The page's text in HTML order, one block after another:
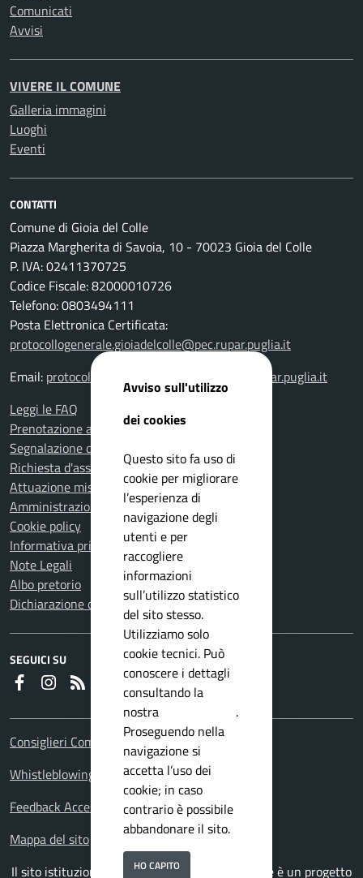
Comunicati
Avvisi
VIVERE IL COMUNE
Galleria immagini
Luoghi
Eventi
CONTATTI
Comune di Gioia del Colle
Piazza Margherita di Savoia, 10 - 70023 Gioia del Colle
P. IVA: 02411370725
Codice Fiscale: 82000010726
Telefono: 0803494111
Posta Elettronica Certificata:
protocollogenerale.gioiadelcolle@pec.rupar.puglia.it
Email: protocollogenerale.gioiadelcolle@pec.rupar.puglia.it
Leggi le FAQ
Prenotazione appuntamento
Segnalazione disservizio
Richiesta d'assistenza
Attuazione misure PNRR
Amministrazione trasparente
Cookie policy
Informativa privacy
Note Legali
Albo pretorio
Dichiarazione di accessibilità
SEGUICI SU
FaceboookInstagram
Consiglieri Comunali
Whistleblowing Policy
Feedback Accessibilita
Mappa del sito
Il sito istituzionale del Comune di Gioia del Colle è un progetto
Avviso sull'utilizzo
dei cookies
Questo sito fa uso di
cookie per migliorare
l’esperienza di
navigazione degli
utenti e per
raccogliere
informazioni
sull’utilizzo statistico
del sito stesso.
Utilizziamo solo
cookie tecnici. Può
conoscere i dettagli
consultando la
nostra
.
Proseguendo nella
navigazione si
accetta l’uso dei
cookie; in caso
contrario è possibile
abbandonare il sito.
HO CAPITO